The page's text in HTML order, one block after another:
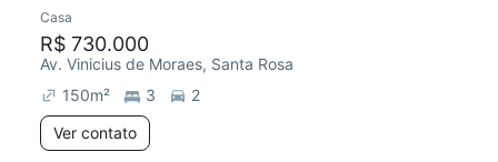
Casa
R$ 730.000
Av. Vinicius de Moraes, Santa Rosa
150m² 3
2
Ver contato